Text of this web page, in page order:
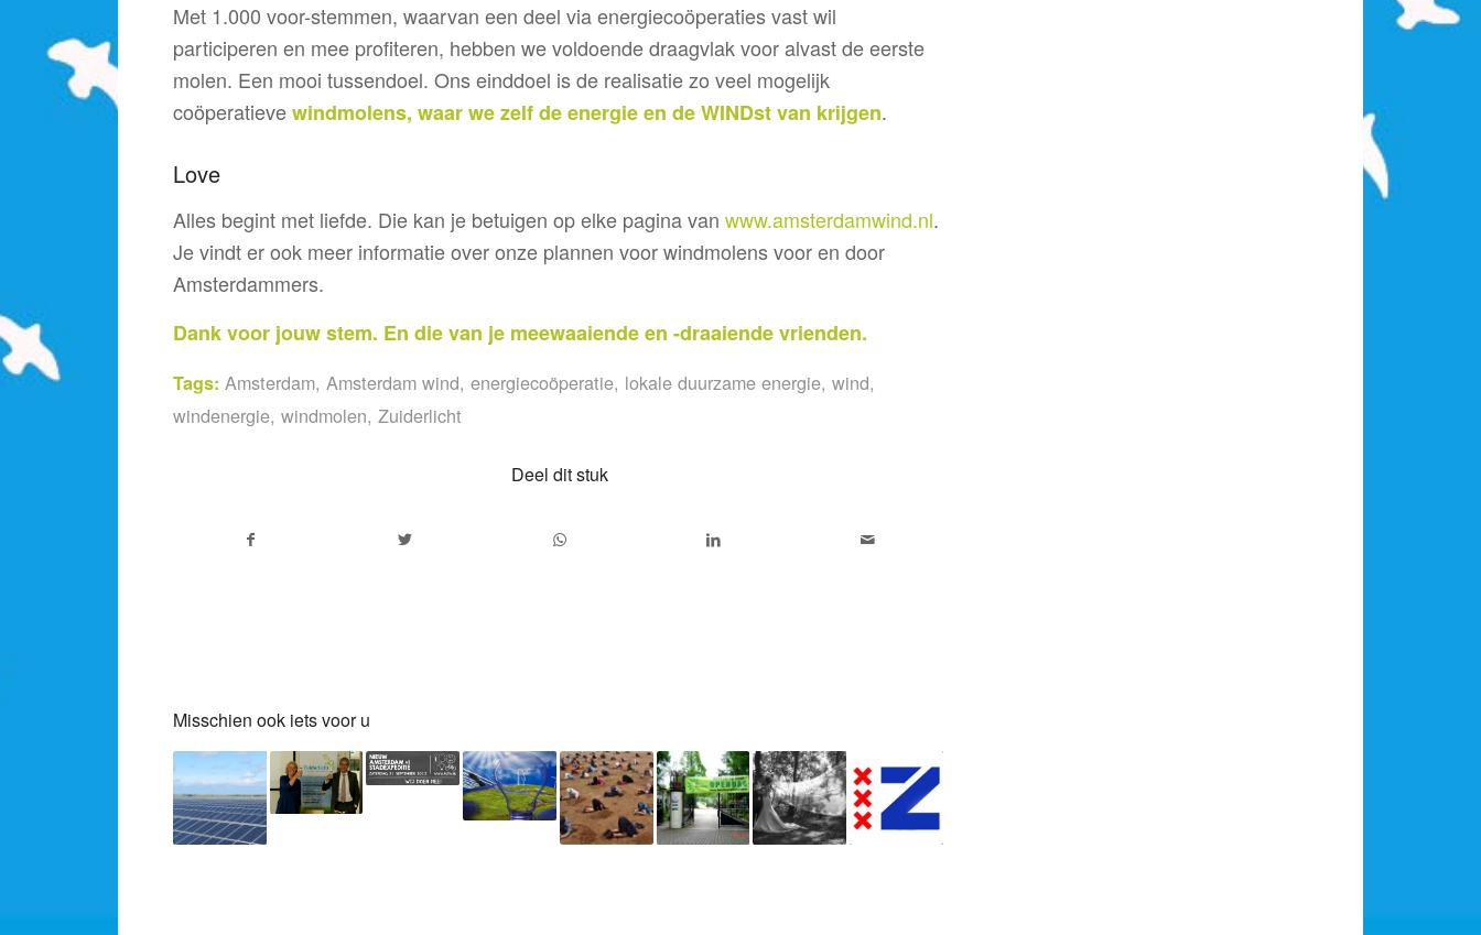
Met 1.000 voor-stemmen, waarvan een deel via energiecoöperaties vast wil
participeren en mee profiteren, hebben we voldoende draagvlak voor alvast de eerste
molen. Een mooi tussendoel. Ons einddoel is de realisatie zo veel mogelijk
coöperatievewindmolens, waar we zelf de energie en de WINDst van krijgen.
Love
Alles begint met liefde. Die kan je betuigen op elke pagina van www.amsterdamwind.nl.
Je vindt er ook meer informatie over onze plannen voor windmolens voor en door
Amsterdammers.
Dank voor jouw stem. En die van je meewaaiende en -draaiende vrienden.
Tags: Amsterdam, Amsterdam wind, energiecoöperatie, lokale duurzame energie, wind,
windenergie, windmolen, Zuiderlicht
Deel dit stuk
Misschien ook iets voor u